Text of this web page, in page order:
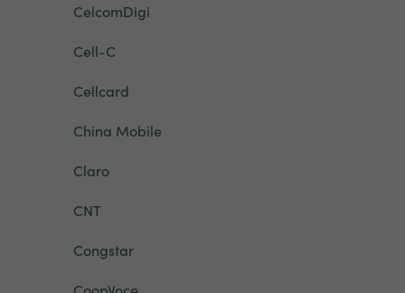
CelcomDigi
Cell-C
Cellcard
China Mobile
Claro
CNT
Congstar